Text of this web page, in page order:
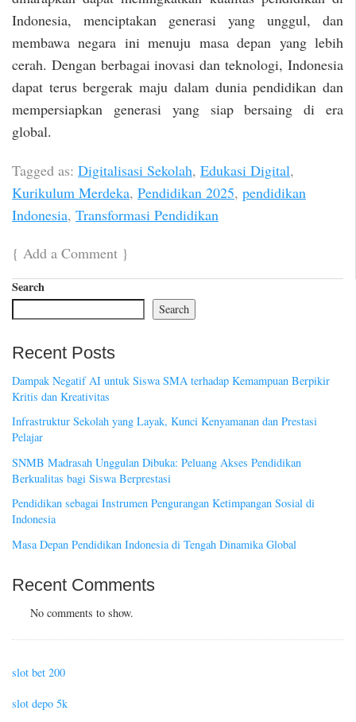
Indonesia, menciptakan generasi yang unggul, dan
membawa negara ini menuju masa depan yang lebih
cerah. Dengan berbagai inovasi dan teknologi, Indonesia
dapat terus bergerak maju dalam dunia pendidikan dan
mempersiapkan generasi yang siap bersaing di era
global.
Tagged as: Digitalisasi Sekolah, Edukasi Digital,
Kurikulum Merdeka, Pendidikan 2025, pendidikan
Indonesia, Transformasi Pendidikan
{ Add a Comment }
Search
Search
Recent Posts
Dampak Negatif AI untuk Siswa SMA terhadap Kemampuan Berpikir
Kritis dan Kreativitas
Infrastruktur Sekolah yang Layak, Kunci Kenyamanan dan Prestasi
Pelajar
SNMB Madrasah Unggulan Dibuka: Peluang Akses Pendidikan
Berkualitas bagi Siswa Berprestasi
Pendidikan sebagai Instrumen Pengurangan Ketimpangan Sosial di
Indonesia
Masa Depan Pendidikan Indonesia di Tengah Dinamika Global
Recent Comments
No comments to show.
slot bet 200
slot depo 5k